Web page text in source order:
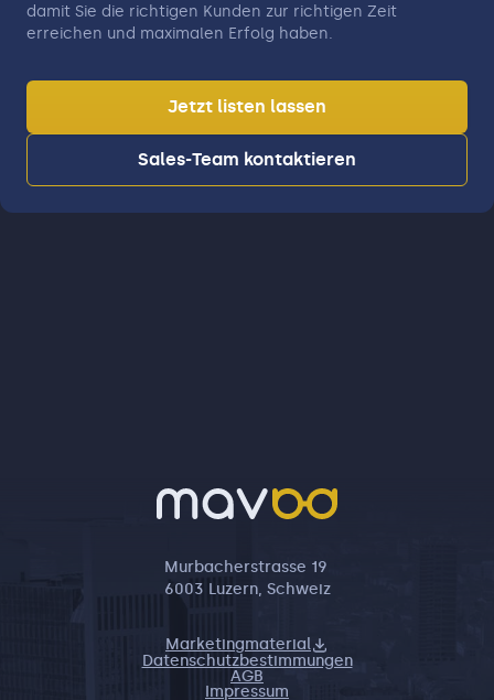
damit Sie die richtigen Kunden zur richtigen Zeit
erreichen und maximalen Erfolg haben.
Jetzt listen lassen
Sales-Team kontaktieren
Murbacherstrasse 19
6003 Luzern, Schweiz
Marketingmaterial
Datenschutzbestimmungen
AGB
Impressum